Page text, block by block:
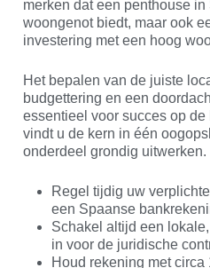
merken dat een penthouse
woongenot biedt, maar ook
investering met een hoog
Het bepalen van de juiste
budgettering en een
essentieel voor succes op
vindt u de kern in één
onderdeel grondig uitwerken.
Regel tijdig uw
een Spaanse
Schakel altijd een
in voor de juridische
Houd rekening met circa